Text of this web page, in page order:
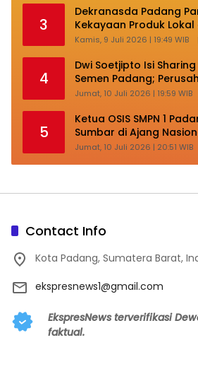
3
Dekranasda Padang
Kekayaan Produk
Makassar
Kamis, 9 Juli 2026 | 19:49 WIB
4
Dwi Soetjipto Isi Sharing
Semen Padang;
Lakukan Transformasi
Jumat, 10 Juli 2026 | 19:59 WIB
5
Ketua OSIS SMPN 1
Sumbar di Ajang
SMP
Jumat, 10 Juli 2026 | 20:51 WIB
Contact Info
Kota Padang, Sumatera Barat,
ekspresnews1@gmail.com
EkspresNews terverifikasi
faktual.